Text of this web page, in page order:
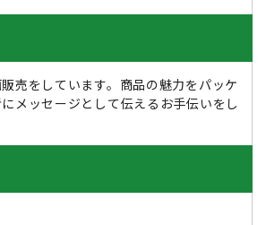
売をしています。商品の魅力をパッケ
メッセージとして伝えるお手伝いをし